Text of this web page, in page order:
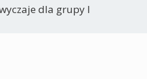
dla grupy I